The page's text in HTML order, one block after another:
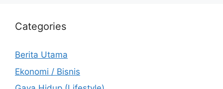
Categories
Berita Utama
Ekonomi / Bisnis